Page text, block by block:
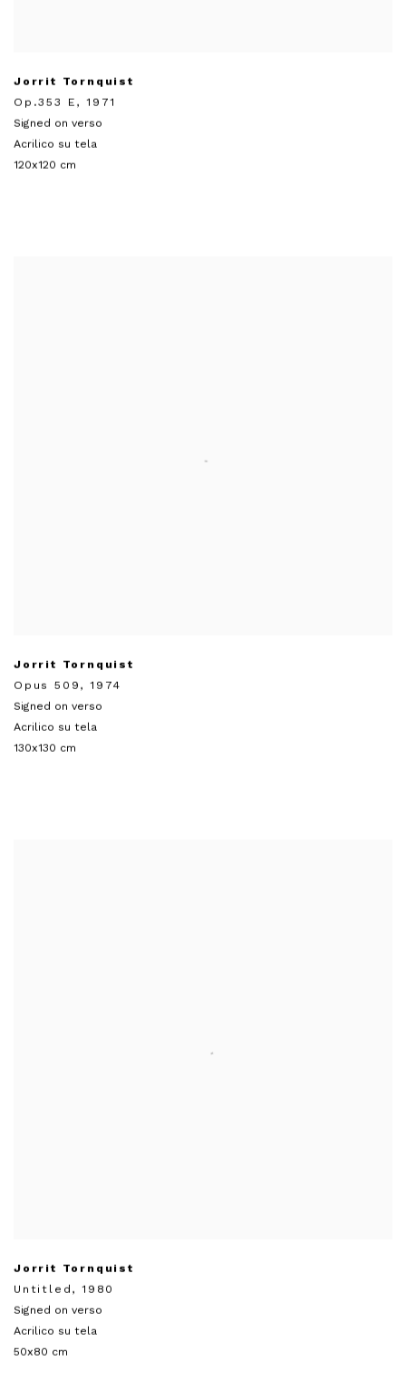
Jorrit Tornquist
Op.353 E , 1971
Signed on verso
Acrilico su tela
120x120 cm
Jorrit Tornquist
Opus 509 , 1974
Signed on verso
Acrilico su tela
130x130 cm
Jorrit Tornquist
Untitled , 1980
Signed on verso
Acrilico su tela
50x80 cm